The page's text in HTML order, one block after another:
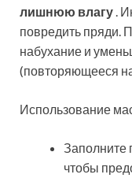
лишнюю влагу .
повредить пряди.
набухание и
(повторяющееся
Использование
Заполните
чтобы